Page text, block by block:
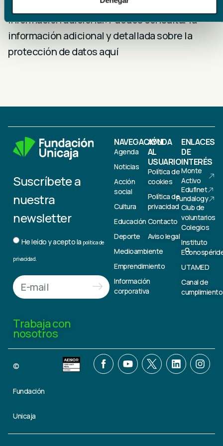
baja@fundacionunicaja.com
Información adicional: Puedes consultar la
información adicional y detallada sobre la
protección de datos aquí
Suscríbete a
nuestra
newsletter
He leído y acepto la política de
privacidad.
Trabaja con
nosotros
NAVEGACIÓN
Agenda
Noticias
Acción
social
Cultura
Educación
Deporte
Medioambiente
Emprendimiento
Información
corporativa
AYUDA
AL
USUARIO
Política de
cookies
Política de
privacidad
Contacto
Aviso legal
ENLACES
DE
INTERÉS
Monte
Activo
Edufinet
Fundalogy
Club de
voluntarios
Colegios
Instituto
UTAMED
Canal de
cumplimiento
©
Fundación
Unicaja